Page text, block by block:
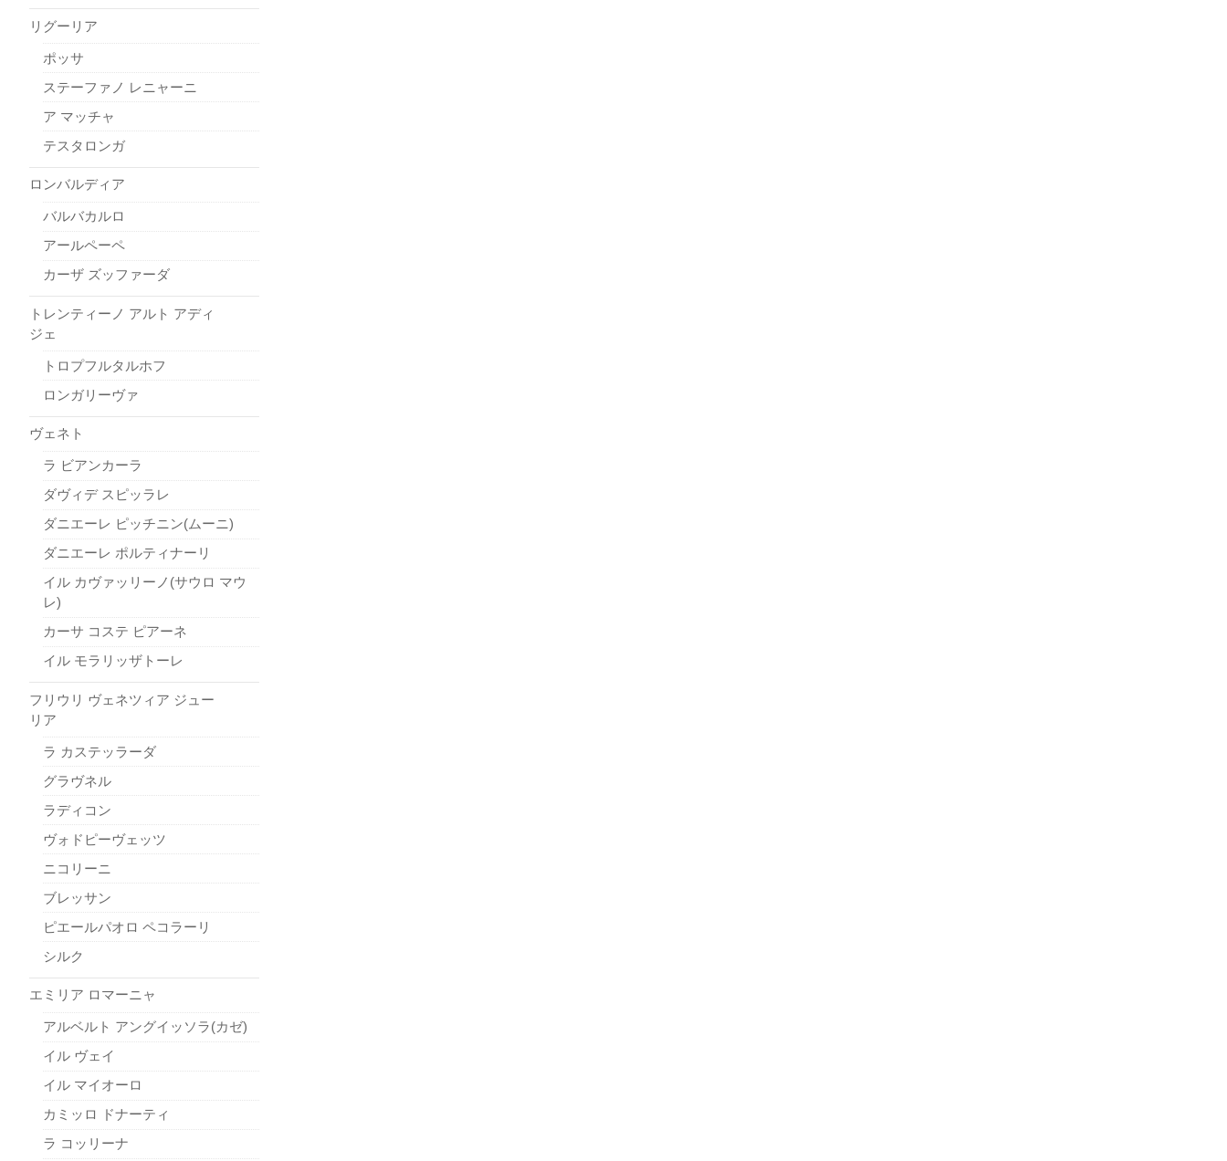
リグーリア
ポッサ
ステーファノ レニャーニ
ア マッチャ
テスタロンガ
ロンバルディア
バルバカルロ
アールペーペ
カーザ ズッファーダ
トレンティーノ アルト アディ
ジェ
トロプフルタルホフ
ロンガリーヴァ
ヴェネト
ラ ビアンカーラ
ダヴィデ スピッラレ
ダニエーレ ピッチニン(ムーニ)
ダニエーレ ポルティナーリ
イル カヴァッリーノ(サウロ マウ
レ)
カーサ コステ ピアーネ
イル モラリッザトーレ
フリウリ ヴェネツィア ジュー
リア
ラ カステッラーダ
グラヴネル
ラディコン
ヴォドピーヴェッツ
ニコリーニ
ブレッサン
ピエールパオロ ペコラーリ
シルク
エミリア ロマーニャ
アルベルト アングイッソラ(カゼ)
イル ヴェイ
イル マイオーロ
カミッロ ドナーティ
ラ コッリーナ